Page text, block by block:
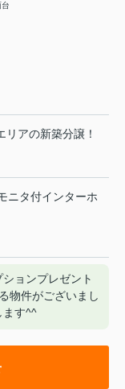
アの新築分譲！
ニタ付インターホ
ョンプレゼント
物件がございまし
ます^^